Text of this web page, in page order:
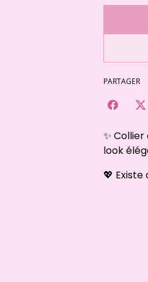
PARTAGER
✨
look
💖